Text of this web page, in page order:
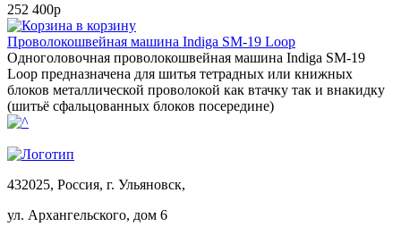
252 400р
в корзину
Проволокошвейная машина Indiga SM-19 Loop
Одноголовочная проволокошвейная машина Indiga SM-19
Loop предназначена для шитья тетрадных или книжных
блоков металлической проволокой как втачку так и внакидку
(шитьё сфальцованных блоков посередине)
432025, Россия, г. Ульяновск,
ул. Архангельского, дом 6